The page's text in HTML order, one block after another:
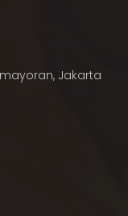
Jakarta